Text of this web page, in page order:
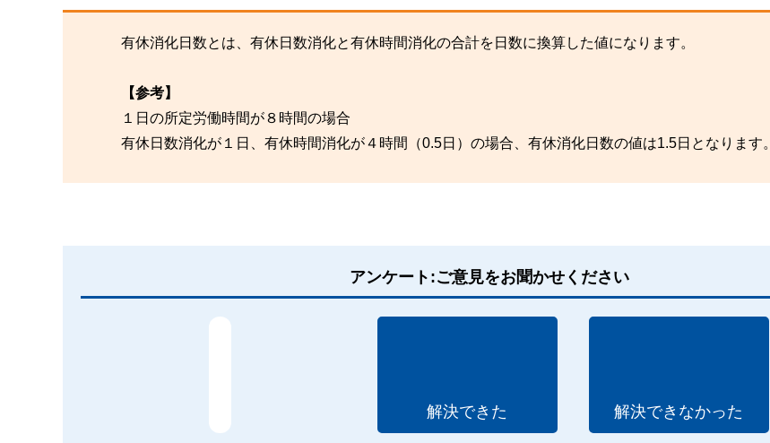
有休消化日数とは、有休日数消化と有休時間消化の合計を日数に換算した値になります。
【参考】
１日の所定労働時間が８時間の場合
有休日数消化が１日、有休時間消化が４時間（0.5日）の場合、有休消化日数の値は1.5日となります。
アンケート:ご意見をお聞かせください
解決できた 解決できなかった